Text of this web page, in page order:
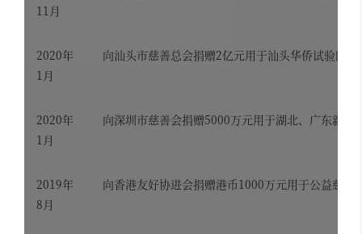
11月
2020年
1月
向汕头市慈善总会捐赠2亿元用于汕头华侨试验区
2020年
1月
向深圳市慈善会捐赠5000万元用于湖北、广东新冠
2019年
8月
向香港友好协进会捐赠港币1000万元用于公益慈善